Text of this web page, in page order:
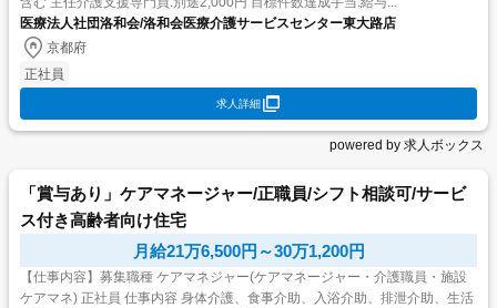
医療法人社団洛和会/洛和会医療介護サービスセンター東大路店
京都府
正社員
求人詳細
powered by 求人ボックス
「賞与あり」ケアマネージャー/正職員/シフト相談可/サービ
ス付き高齢者向け住宅
月給21万6,500円～30万1,200円
【仕事内容】募集職種 ケアマネジャー(ケアマネージャー・介護職員・施設
ケアマネ) 正社員 仕事内容 身体介護、食事介助、入浴介助、排泄介助、生活